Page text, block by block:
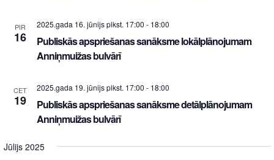
PIR
16
2025.gada 16. jūnijs plkst. 17:00 - 18:00
Publiskās apspriešanas sanāksme lokālplānojumam
Anniņmuižas bulvārī
CET
19
2025.gada 19. jūnijs plkst. 17:00 - 18:00
Publiskās apspriešanas sanāksme detālplānojumam
Anniņmuižas bulvārī
Jūlijs 2025